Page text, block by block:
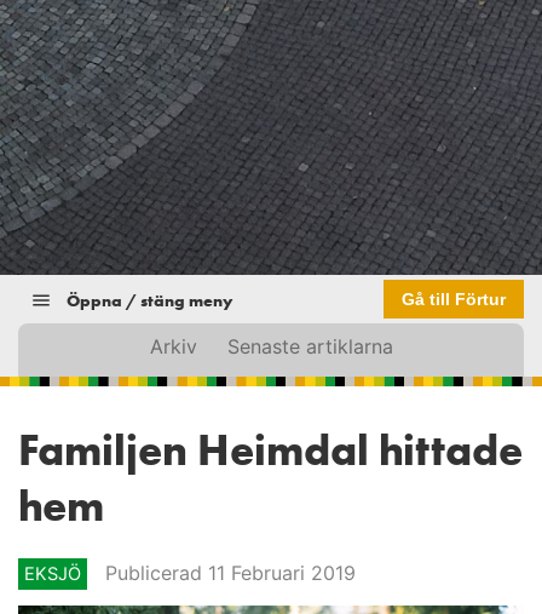
Öppna / stäng meny Gå till Förtur
Arkiv Senaste artiklarna
Familjen Heimdal hittade
hem
EKSJÖ Publicerad 11 Februari 2019